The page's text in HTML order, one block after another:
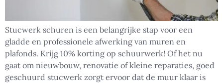
Stucwerk schuren is een belangrijke stap voor een
gladde en professionele afwerking van muren en
plafonds. Krijg 10% korting op schuurwerk! Of het nu
gaat om nieuwbouw, renovatie of kleine reparaties, goed
geschuurd stucwerk zorgt ervoor dat de muur klaar is